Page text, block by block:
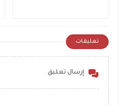
تعليقات
إرسال تعليق